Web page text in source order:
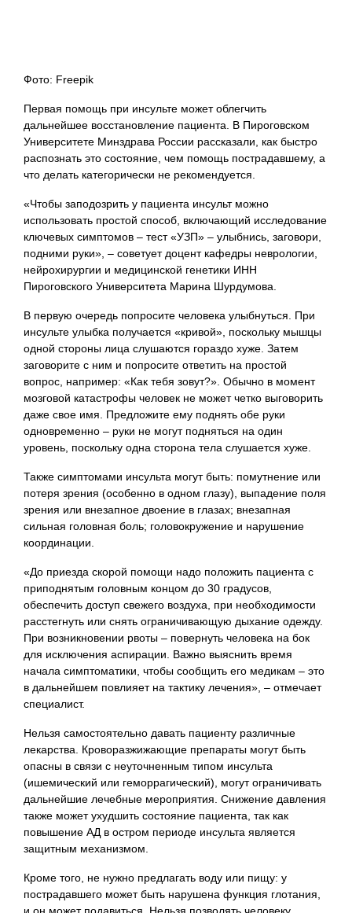
Фото: Freepik
Первая помощь при инсульте может облегчить
дальнейшее восстановление пациента. В Пироговском
Университете Минздрава России рассказали, как быстро
распознать это состояние, чем помощь пострадавшему, а
что делать категорически не рекомендуется.
«Чтобы заподозрить у пациента инсульт можно
использовать простой способ, включающий исследование
ключевых симптомов – тест «УЗП» – улыбнись, заговори,
подними руки», – советует доцент кафедры неврологии,
нейрохирургии и медицинской генетики ИНН
Пироговского Университета Марина Шурдумова.
В первую очередь попросите человека улыбнуться. При
инсульте улыбка получается «кривой», поскольку мышцы
одной стороны лица слушаются гораздо хуже. Затем
заговорите с ним и попросите ответить на простой
вопрос, например: «Как тебя зовут?». Обычно в момент
мозговой катастрофы человек не может четко выговорить
даже свое имя. Предложите ему поднять обе руки
одновременно – руки не могут подняться на один
уровень, поскольку одна сторона тела слушается хуже.
Также симптомами инсульта могут быть: помутнение или
потеря зрения (особенно в одном глазу), выпадение поля
зрения или внезапное двоение в глазах; внезапная
сильная головная боль; головокружение и нарушение
координации.
«До приезда скорой помощи надо положить пациента с
приподнятым головным концом до 30 градусов,
обеспечить доступ свежего воздуха, при необходимости
расстегнуть или снять ограничивающую дыхание одежду.
При возникновении рвоты – повернуть человека на бок
для исключения аспирации. Важно выяснить время
начала симптоматики, чтобы сообщить его медикам – это
в дальнейшем повлияет на тактику лечения», – отмечает
специалист.
Нельзя самостоятельно давать пациенту различные
лекарства. Кроворазжижающие препараты могут быть
опасны в связи с неуточненным типом инсульта
(ишемический или геморрагический), могут ограничивать
дальнейшие лечебные мероприятия. Снижение давления
также может ухудшить состояние пациента, так как
повышение АД в остром периоде инсульта является
защитным механизмом.
Кроме того, не нужно предлагать воду или пищу: у
пострадавшего может быть нарушена функция глотания,